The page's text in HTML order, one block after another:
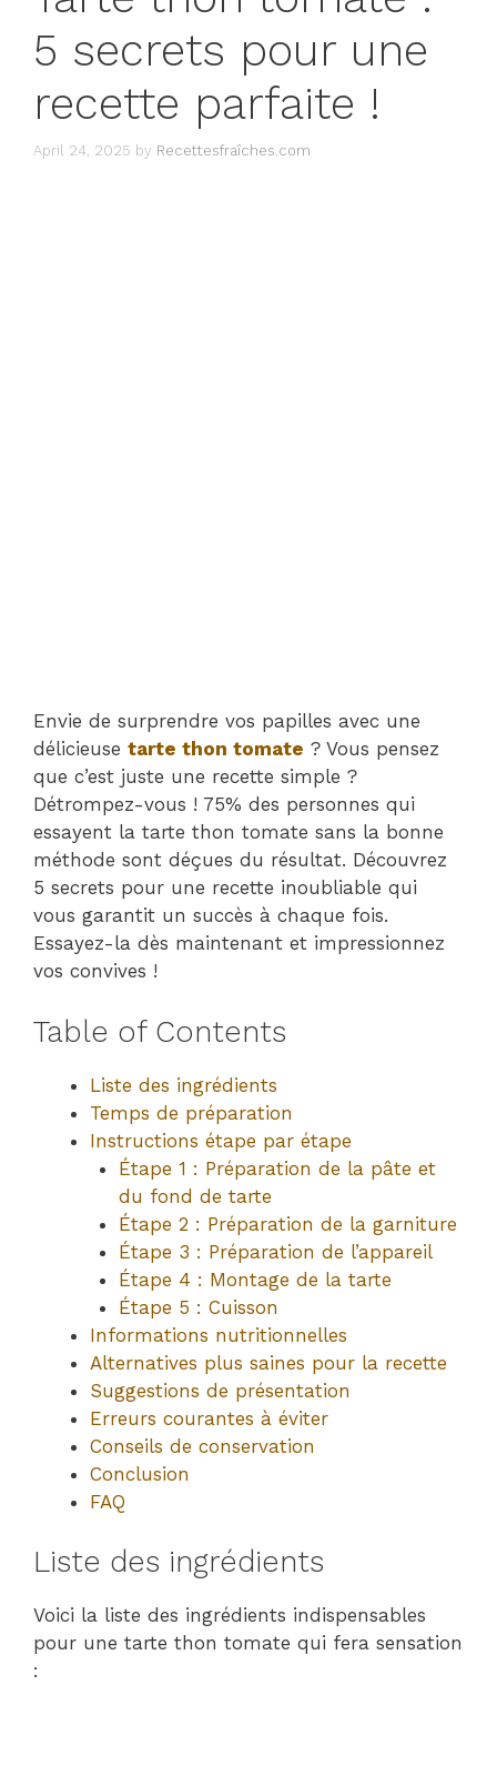
5 secrets pour une
recette parfaite !
April 24, 2025 by Recettesfraîches.com
Envie de surprendre vos papilles avec une
délicieuse tarte thon tomate ? Vous pensez
que c’est juste une recette simple ?
Détrompez-vous ! 75% des personnes qui
essayent la tarte thon tomate sans la bonne
méthode sont déçues du résultat. Découvrez
5 secrets pour une recette inoubliable qui
vous garantit un succès à chaque fois.
Essayez-la dès maintenant et impressionnez
vos convives !
Table of Contents
Liste des ingrédients
Temps de préparation
Instructions étape par étape
Étape 1 : Préparation de la pâte et
du fond de tarte
Étape 2 : Préparation de la garniture
Étape 3 : Préparation de l’appareil
Étape 4 : Montage de la tarte
Étape 5 : Cuisson
Informations nutritionnelles
Alternatives plus saines pour la recette
Suggestions de présentation
Erreurs courantes à éviter
Conseils de conservation
Conclusion
FAQ
Liste des ingrédients
Voici la liste des ingrédients indispensables
pour une tarte thon tomate qui fera sensation
: